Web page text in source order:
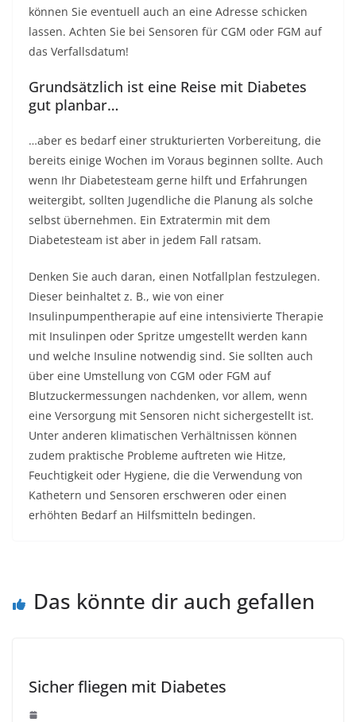
können Sie eventuell auch an eine Adresse schicken
lassen. Achten Sie bei Sensoren für CGM oder FGM auf
das Verfallsdatum!
Grundsätzlich ist eine Reise mit Diabetes
gut planbar…
…aber es bedarf einer strukturierten Vorbereitung, die
bereits einige Wochen im Voraus beginnen sollte. Auch
wenn Ihr Diabetesteam gerne hilft und Erfahrungen
weitergibt, sollten Jugendliche die Planung als solche
selbst übernehmen. Ein Extratermin mit dem
Diabetesteam ist aber in jedem Fall ratsam.
Denken Sie auch daran, einen Notfallplan festzulegen.
Dieser beinhaltet z. B., wie von einer
Insulinpumpentherapie auf eine intensivierte Therapie
mit Insulinpen oder Spritze umgestellt werden kann
und welche Insuline notwendig sind. Sie sollten auch
über eine Umstellung von CGM oder FGM auf
Blutzuckermessungen nachdenken, vor allem, wenn
eine Versorgung mit Sensoren nicht sichergestellt ist.
Unter anderen klimatischen Verhältnissen können
zudem praktische Probleme auftreten wie Hitze,
Feuchtigkeit oder Hygiene, die die Verwendung von
Kathetern und Sensoren erschweren oder einen
erhöhten Bedarf an Hilfsmitteln bedingen.
Das könnte dir auch gefallen
Sicher fliegen mit Diabetes